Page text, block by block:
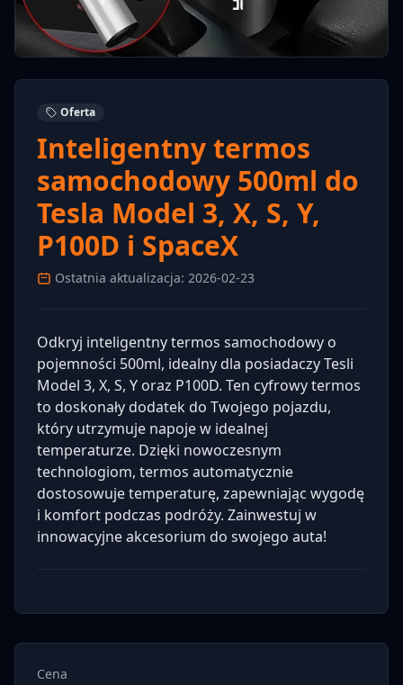
Oferta
Inteligentny termos
samochodowy 500ml do
Tesla Model 3, X, S, Y,
P100D i SpaceX
Ostatnia aktualizacja: 2026-02-23
Odkryj inteligentny termos samochodowy o
pojemności 500ml, idealny dla posiadaczy Tesli
Model 3, X, S, Y oraz P100D. Ten cyfrowy termos
to doskonały dodatek do Twojego pojazdu,
który utrzymuje napoje w idealnej
temperaturze. Dzięki nowoczesnym
technologiom, termos automatycznie
dostosowuje temperaturę, zapewniając wygodę
i komfort podczas podróży. Zainwestuj w
innowacyjne akcesorium do swojego auta!
Cena